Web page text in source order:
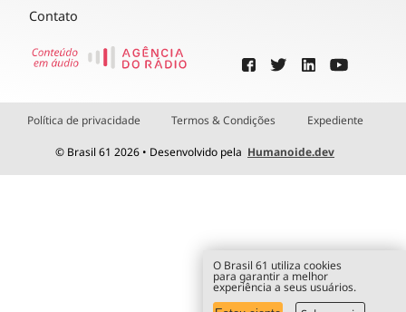
Contato
Política de privacidade Termos & Condições Expediente
© Brasil 61 2026 • Desenvolvido pela Humanoide.dev
O Brasil 61 utiliza cookies
para garantir a melhor
experiência a seus usuários.